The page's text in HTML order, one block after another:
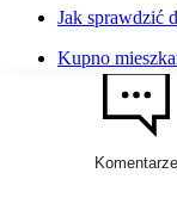
2
Komentarze
Jak sprawdzić
Kupno
Tel.: +48 22 825 60 71